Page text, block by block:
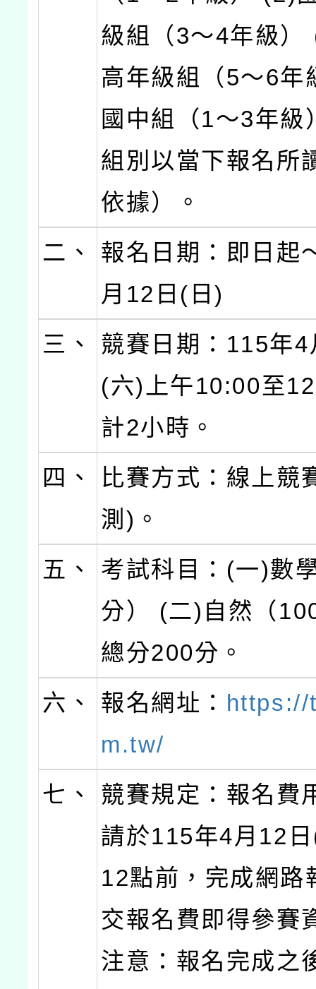
級組（3～4年級）
高年級組（5～6年
國中組（1～3年級
組別以當下報名所
依據）。
二、
報名日期：即日起
月12日(日)
三、
競賽日期：115年
(六)上午10:00至
計2小時。
四、
比賽方式：線上競
測)。
五、
考試科目：(一)數
分） (二)自然（
總分200分。
六、
報名網址：
m.tw/
七、
競賽規定：報名費
請於115年4月12
12點前，完成網路
交報名費即得參賽
注意：報名完成之